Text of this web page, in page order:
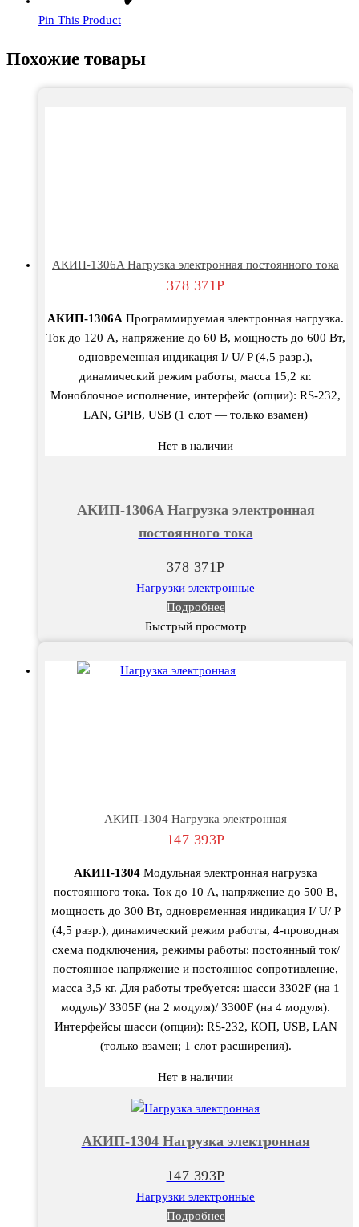
Pin This Product
Похожие товары
АКИП-1306A Нагрузка электронная постоянного тока
378 371Р
АКИП-1306А Программируемая электронная нагрузка.
Ток до 120 А, напряжение до 60 В, мощность до 600 Вт,
одновременная индикация I/ U/ P (4,5 разр.),
динамический режим работы, масса 15,2 кг.
Моноблочное исполнение, интерфейс (опции): RS-232,
LAN, GPIB, USB (1 слот — только взамен)
Нет в наличии
АКИП-1306A Нагрузка электронная
постоянного тока
378 371Р
Нагрузки электронные
Подробнее
Быстрый просмотр
АКИП-1304 Нагрузка электронная
147 393Р
АКИП-1304 Модульная электронная нагрузка
постоянного тока. Ток до 10 А, напряжение до 500 В,
мощность до 300 Вт, одновременная индикация I/ U/ P
(4,5 разр.), динамический режим работы, 4-проводная
схема подключения, режимы работы: постоянный ток/
постоянное напряжение и постоянное сопротивление,
масса 3,5 кг. Для работы требуется: шасси 3302F (на 1
модуль)/ 3305F (на 2 модуля)/ 3300F (на 4 модуля).
Интерфейсы шасси (опции): RS-232, КОП, USB, LAN
(только взамен; 1 слот расширения).
Нет в наличии
АКИП-1304 Нагрузка электронная
147 393Р
Нагрузки электронные
Подробнее